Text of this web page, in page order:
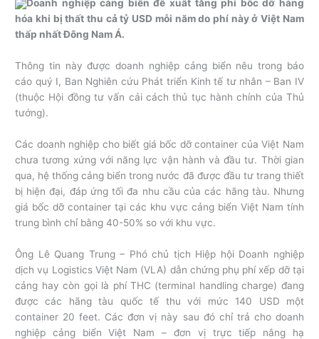
Doanh nghiệp cảng biển đề xuất tăng phí bốc dỡ hàng
hóa khi bị thất thu cả tỷ USD mỗi năm do phí này ở Việt Nam
thấp nhất Đông Nam Á.
Thông tin này được doanh nghiệp cảng biển nêu trong báo
cáo quý I, Ban Nghiên cứu Phát triển Kinh tế tư nhân – Ban IV
(thuộc Hội đồng tư vấn cải cách thủ tục hành chính của Thủ
tướng).
Các doanh nghiệp cho biết giá bốc dỡ container của Việt Nam
chưa tương xứng với năng lực vận hành và đầu tư. Thời gian
qua, hệ thống cảng biển trong nước đã được đầu tư trang thiết
bị hiện đại, đáp ứng tối đa nhu cầu của các hãng tàu. Nhưng
giá bốc dỡ container tại các khu vực cảng biển Việt Nam tính
trung bình chỉ bằng 40-50% so với khu vực.
Ông Lê Quang Trung – Phó chủ tịch Hiệp hội Doanh nghiệp
dịch vụ Logistics Việt Nam (VLA) dẫn chứng phụ phí xếp dỡ tại
cảng hay còn gọi là phí THC (terminal handling charge) đang
được các hãng tàu quốc tế thu với mức 140 USD một
container 20 feet. Các đơn vị này sau đó chỉ trả cho doanh
nghiệp cảng biển Việt Nam – đơn vị trực tiếp nâng hạ